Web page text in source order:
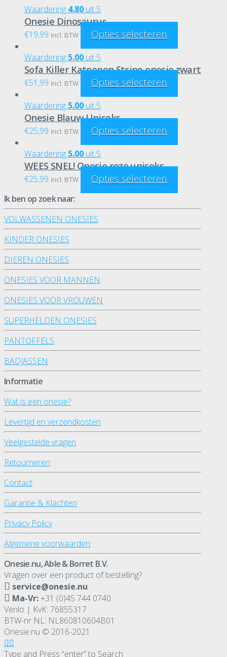
Waardering 4.80 uit 5
Onesie Dinosaurus
€19,99 incl. BTW Opties selecteren
Waardering 5.00 uit 5
Sofa Killer Katoenen Stripe onesie zwart
€51,99 incl. BTW Opties selecteren
Waardering 5.00 uit 5
Onesie Blauw Uniseks
€25,99 incl. BTW Opties selecteren
Waardering 5.00 uit 5
WEES SNEL! Onesie roze uniseks
€25,99 incl. BTW Opties selecteren
Ik ben op zoek naar:
VOLWASSENEN ONESIES
KINDER ONESIES
DIEREN ONESIES
ONESIES VOOR MANNEN
ONESIES VOOR VROUWEN
SUPERHELDEN ONESIES
PANTOFFELS
BADJASSEN
Informatie
Wat is een onesie?
Levertijd en verzendkosten
Veelgestelde vragen
Retourneren
Contact
Garantie & Klachten
Privacy Policy
Algemene voorwaarden
Onesie.nu, Able & Borret B.V.
Vragen over een product of bestelling?
service@onesie.nu
Ma-Vr:+31 (0)45 744 0740
Venlo | KvK: 76855317
BTW-nr NL: NL860810604B01
Onesie.nu © 2016-2021
Type and Press “enter” to Search